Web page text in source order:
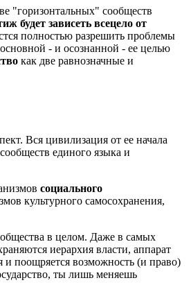
"горизонтальных" сообществ
будет зависеть всецело от
полностью разрешить проблемы
- и осознанной - ее целью
как две равнозначные и
Вся цивилизация от ее начала
единого языка и
социального
культурного самосохранения,
в целом. Даже в самых
иерархия власти, аппарат
и поощряется возможность (и право)
ты лишь меняешь